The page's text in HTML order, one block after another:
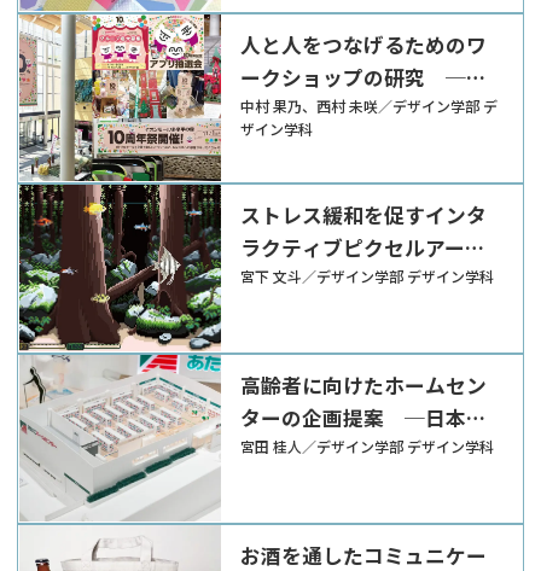
⼈と⼈をつなげるためのワ
ークショップの研究 ─企
業や自治体とのクロッシン
グによる実践的な活動から
中村 果乃、西村 未咲／デザイン学部 デ
ザイン学科
ストレス緩和を促すインタ
ラクティブピクセルアート
の提案 ─パソコン作業中
宮下 文斗／デザイン学部 デザイン学科
高齢者に向けたホームセン
ターの企画提案 ─日本有
数の高齢化地域「多摩市愛
宮田 桂人／デザイン学部 デザイン学科
お酒を通したコミュニケー